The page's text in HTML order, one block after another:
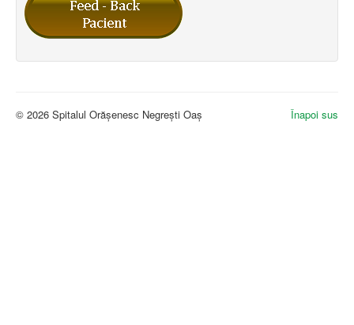
Înapoi sus
© 2026 Spitalul Orășenesc Negrești Oaș